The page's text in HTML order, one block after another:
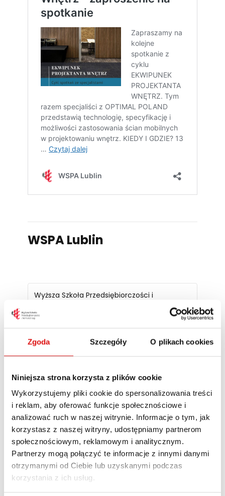
Zgoda Szczegóły O plikach cookies
Niniejsza strona korzysta z plików cookie
Wykorzystujemy pliki cookie do spersonalizowania treści
i reklam, aby oferować funkcje społecznościowe i
analizować ruch w naszej witrynie. Informacje o tym, jak
korzystasz z naszej witryny, udostępniamy partnerom
społecznościowym, reklamowym i analitycznym.
Partnerzy mogą połączyć te informacje z innymi danymi
otrzymanymi od Ciebie lub uzyskanymi podczas
korzystania z ich usług.
WSPA Lublin
Wyższa Szkoła Przedsiębiorczości i
ul. Bursaki 12
Poland
+ Mapa Google